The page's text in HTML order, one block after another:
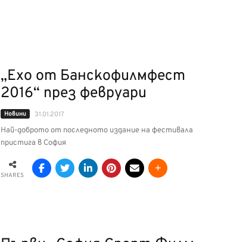
„Ехо от Банскофилмфест
2016“ през февруари
Новини 31.01.2017
Най-доброто от последното издание на фестивала
пристига в София
SHARES